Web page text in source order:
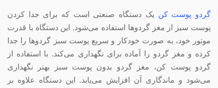
گردو پوست کن یک دستگاه صنعتی است که برای جدا کردن
پوست سبز از مغز گردوها استفاده می‌شود. این دستگاه با قدرت
موتور خود، به صورت خودکار و سریع پوست سبز گردوها را جدا
کرده و مغز گردو را آماده برای نگهداری می‌کند. با استفاده از
گردو پوست کن، مغز گردو بدون پوست سبز بهتر نگهداری
می‌شود و ماندگاری آن افزایش می‌یابد. این دستگاه علاوه بر